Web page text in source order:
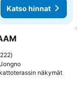
Katso hinnat
näkymät